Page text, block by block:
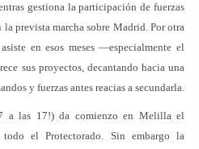
gestiona la participación de fuerzas
prevista marcha sobre Madrid. Por otra
en esos meses —especialmente el
sus proyectos, decantando hacia una
y fuerzas antes reacias a secundarla.
a las 17!) da comienzo en Melilla el
el Protectorado. Sin embargo la